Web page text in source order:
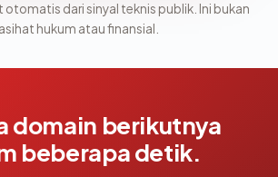
otomatis dari sinyal teknis publik. Ini bukan
hukum atau finansial.
domain berikutnya
beberapa detik.